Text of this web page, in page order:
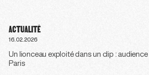
ACTUALITÉ
16.02.2026
Un lionceau exploité dans un clip : audience
Paris